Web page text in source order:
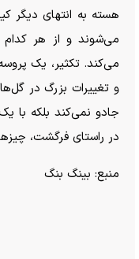
هسته به انتهای دیگر
می‌شوند و از هر
می‌کند. تکثیر، یک
و تغییرات بزرگ در
جادو نمی‌کند بلکه با
در راستای فرگشت،
منبع: بینگ بنگ